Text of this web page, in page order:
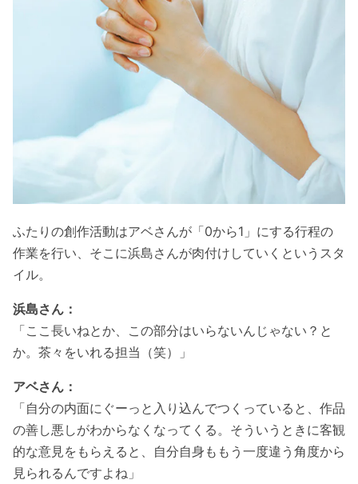
ふたりの創作活動はアベさんが「0から1」にする行程の
作業を行い、そこに浜島さんが肉付けしていくというスタ
イル。
浜島さん：
「ここ長いねとか、この部分はいらないんじゃない？と
か。茶々をいれる担当（笑）」
アベさん：
「自分の内面にぐーっと入り込んでつくっていると、作品
の善し悪しがわからなくなってくる。そういうときに客観
的な意見をもらえると、自分自身ももう一度違う角度から
見られるんですよね」